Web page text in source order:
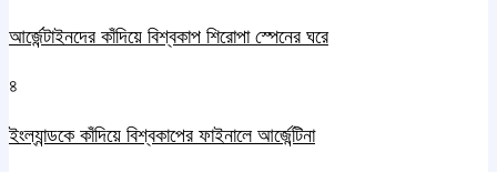
আর্জেন্টাইনদের কাঁদিয়ে বিশ্বকাপ শিরোপা স্পেনের ঘরে
৪
ইংল্যান্ডকে কাঁদিয়ে বিশ্বকাপের ফাইনালে আর্জেন্টিনা